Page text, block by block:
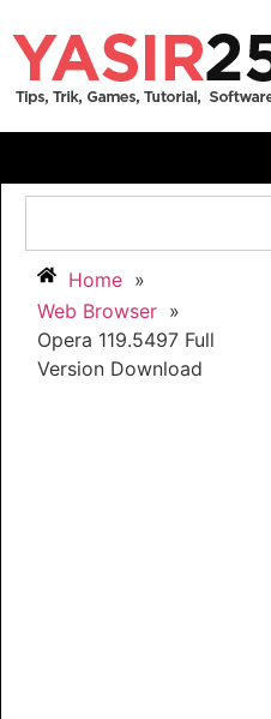
Home »
Web Browser »
Opera 119.5497 Full
Version Download